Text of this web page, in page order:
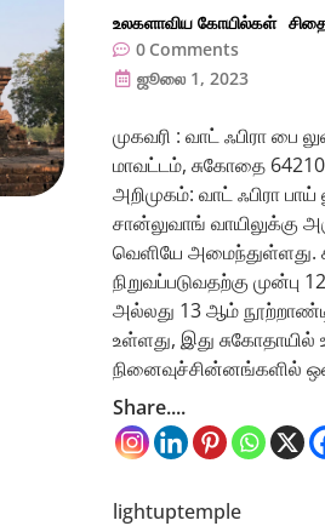
உலகளாவிய கோயில்கள்
0 Comments
ஜூலை 1, 2023
முகவரி : வாட் ஃபிரா பை
மாவட்டம், சுகோதை
அறிமுகம்: வாட் ஃபிரா
சான்லுவாங் வாயிலுக்கு
வெளியே அமைந்துள்ளது.
நிறுவப்படுவதற்கு
அல்லது 13 ஆம்
உள்ளது, இது
நினைவுச்சின்னங்களில்
Share....
lightuptemple